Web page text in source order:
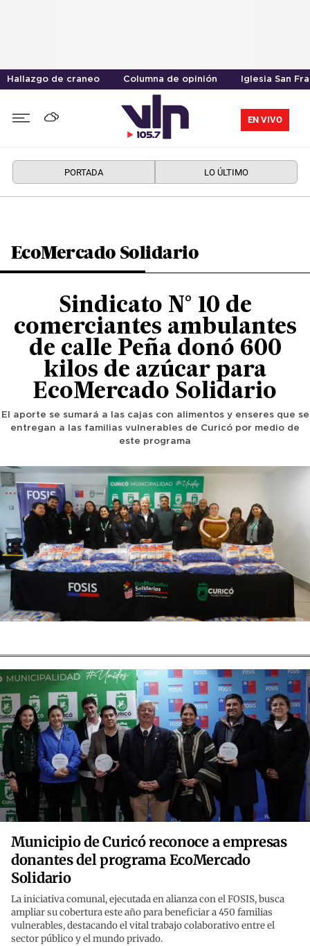
Hallazgo de craneo Columna de opinión Iglesia San
EN VIVO
PORTADA LO ÚLTIMO
EcoMercado Solidario
Sindicato N° 10 de
comerciantes ambulantes
de calle Peña donó 600
kilos de azúcar para
EcoMercado Solidario
El aporte se sumará a las cajas con alimentos y enseres que se
entregan a las familias vulnerables de Curicó por medio de
este programa
Municipio de Curicó reconoce a empresas
donantes del programa EcoMercado
Solidario
La iniciativa comunal, ejecutada en alianza con el FOSIS, busca
ampliar su cobertura este año para beneficiar a 450 familias
vulnerables, destacando el vital trabajo colaborativo entre el
sector público y el mundo privado.